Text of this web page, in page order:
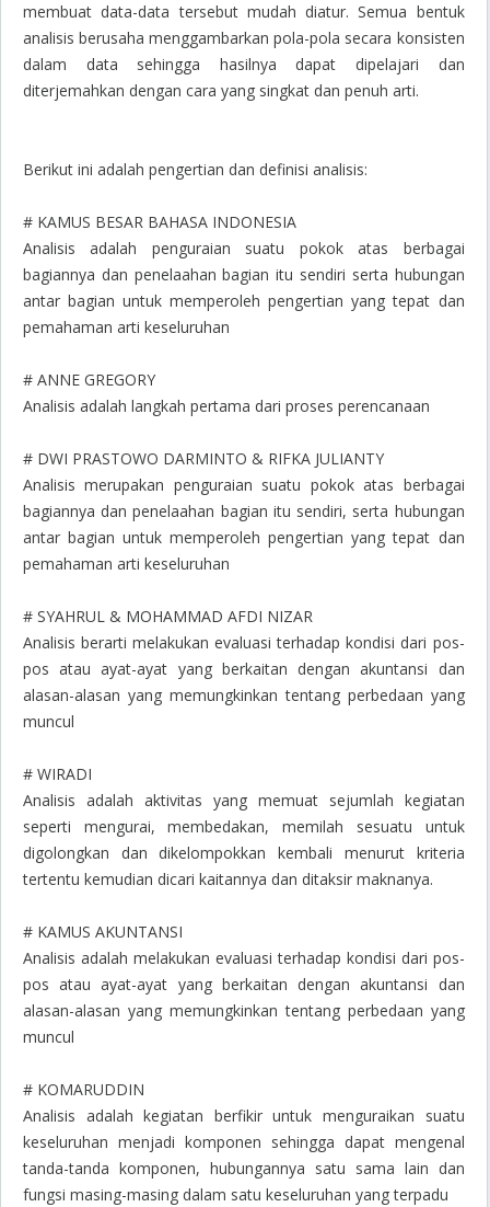
membuat data-data tersebut mudah diatur. Semua bentuk
analisis berusaha menggambarkan pola-pola secara konsisten
dalam data sehingga hasilnya dapat dipelajari dan
diterjemahkan dengan cara yang singkat dan penuh arti.
Berikut ini adalah pengertian dan definisi analisis:
# KAMUS BESAR BAHASA INDONESIA
Analisis adalah penguraian suatu pokok atas berbagai
bagiannya dan penelaahan bagian itu sendiri serta hubungan
antar bagian untuk memperoleh pengertian yang tepat dan
pemahaman arti keseluruhan
# ANNE GREGORY
Analisis adalah langkah pertama dari proses perencanaan
# DWI PRASTOWO DARMINTO & RIFKA JULIANTY
Analisis merupakan penguraian suatu pokok atas berbagai
bagiannya dan penelaahan bagian itu sendiri, serta hubungan
antar bagian untuk memperoleh pengertian yang tepat dan
pemahaman arti keseluruhan
# SYAHRUL & MOHAMMAD AFDI NIZAR
Analisis berarti melakukan evaluasi terhadap kondisi dari pos-
pos atau ayat-ayat yang berkaitan dengan akuntansi dan
alasan-alasan yang memungkinkan tentang perbedaan yang
muncul
# WIRADI
Analisis adalah aktivitas yang memuat sejumlah kegiatan
seperti mengurai, membedakan, memilah sesuatu untuk
digolongkan dan dikelompokkan kembali menurut kriteria
tertentu kemudian dicari kaitannya dan ditaksir maknanya.
# KAMUS AKUNTANSI
Analisis adalah melakukan evaluasi terhadap kondisi dari pos-
pos atau ayat-ayat yang berkaitan dengan akuntansi dan
alasan-alasan yang memungkinkan tentang perbedaan yang
muncul
# KOMARUDDIN
Analisis adalah kegiatan berfikir untuk menguraikan suatu
keseluruhan menjadi komponen sehingga dapat mengenal
tanda-tanda komponen, hubungannya satu sama lain dan
fungsi masing-masing dalam satu keseluruhan yang terpadu